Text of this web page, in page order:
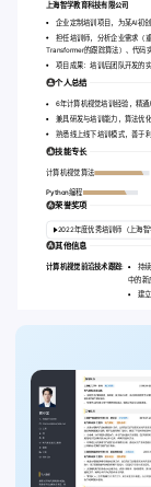
上海智学教育科技有限公司
企业定制培训项目，为某AI初
担任培训师，分析企业需求（
Transformer的跟踪算法）、代码
项目成果：培训后团队开发的
个人总结
6年计算机视觉培训经验，精
兼具研发与培训能力，算法优
熟悉线上线下培训模式，善于
技能专长
计算机视觉算法
Python编程
荣誉奖项
2022年度优秀培训师（上海智
其他信息
计算机视觉前沿技术跟踪:
持
中的新
建